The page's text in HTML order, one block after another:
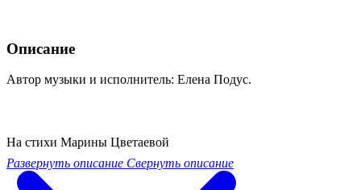
Описание
Автор музыки и исполнитель: Елена Подус.
На стихи Марины Цветаевой
Развернуть описание Свернуть описание